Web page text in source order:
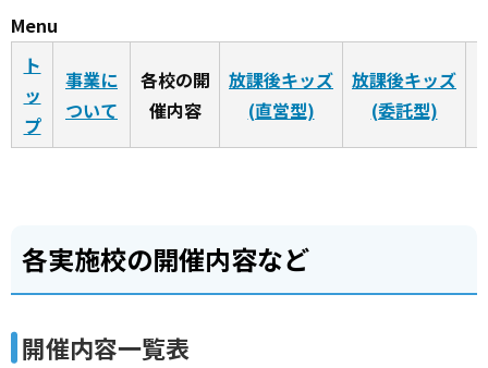
Menu
ト
ッ
プ
事業に
ついて
各校の開
催内容
放課後キッズ
(直営型)
放課後キッズ
(委託型)
各実施校の開催内容など
開催内容一覧表